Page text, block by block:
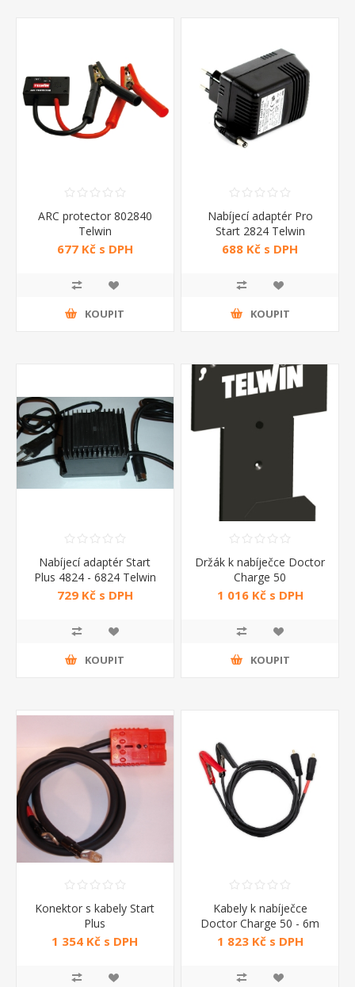
ARC protector 802840
Telwin
677 Kč s DPH
KOUPIT
Nabíjecí adaptér Pro
Start 2824 Telwin
688 Kč s DPH
KOUPIT
Nabíjecí adaptér Start
Plus 4824 - 6824 Telwin
729 Kč s DPH
KOUPIT
Držák k nabíječce Doctor
Charge 50
1 016 Kč s DPH
KOUPIT
Konektor s kabely Start
Plus
1 354 Kč s DPH
Kabely k nabíječce
Doctor Charge 50 - 6m
New
1 823 Kč s DPH